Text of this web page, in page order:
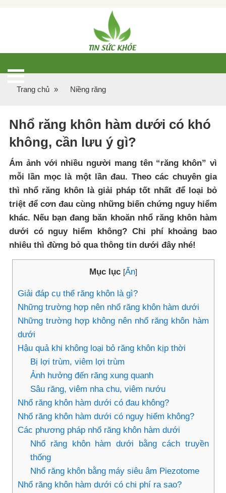
Trang chủ » Niềng răng
Nhổ răng khôn hàm dưới có khó
không, cần lưu ý gì?
Ám ảnh với nhiều người mang tên “răng khôn” vì
mỗi lần mọc là một lần đau. Theo các chuyên gia
thì nhổ răng khôn là giải pháp tốt nhất để loại bỏ
triệt để cơn đau cùng những biến chứng nguy hiểm
khác. Nếu bạn đang băn khoăn nhổ răng khôn hàm
dưới có nguy hiểm không? Chi phí khoảng bao
nhiêu thì đừng bỏ qua thông tin dưới đây nhé!
Mục lục [Ẩn]
Giải đáp cụ thể răng khôn là gì?
Những trường hợp nên nhổ răng khôn hàm dưới
Những trường hợp không nên nhổ răng khôn hàm
dưới
Hậu quả khi không loại bỏ răng khôn kịp thời
Bị lợi trùm, viêm lợi trùm
Ảnh hưởng đến răng xung quanh
Sâu răng, viêm nha chu, viêm nướu
Nhổ răng khôn hàm dưới có đau không?
Nhổ răng khôn hàm dưới có nguy hiểm không?
Các phương pháp nhổ răng khôn hàm dưới
Nhổ răng khôn hàm dưới bằng cách truyền
thống
Nhổ răng khôn bằng máy siêu âm Piezotome
Nhổ răng khôn hàm dưới có chi phí ra sao?